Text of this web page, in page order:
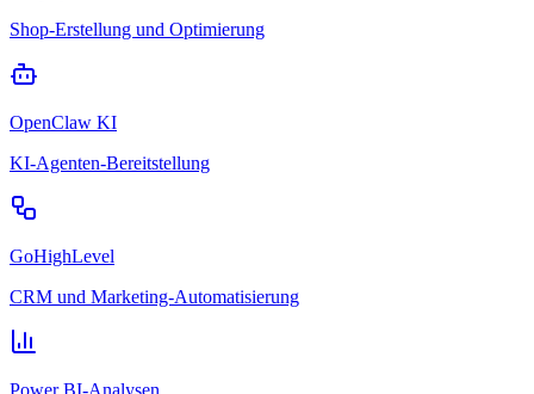
Shop-Erstellung und Optimierung
OpenClaw KI
KI-Agenten-Bereitstellung
GoHighLevel
CRM und Marketing-Automatisierung
Power BI-Analysen